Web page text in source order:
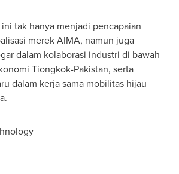
tak hanya menjadi pencapaian
merek AIMA, namun juga
dalam kolaborasi industri di bawah
Tiongkok-Pakistan, serta
dalam kerja sama mobilitas hijau